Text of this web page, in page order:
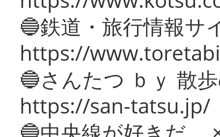
🔵鉄道・旅行情報サ
https://
🔵さんたつ ｂｙ 散
https://san-tatsu.jp/